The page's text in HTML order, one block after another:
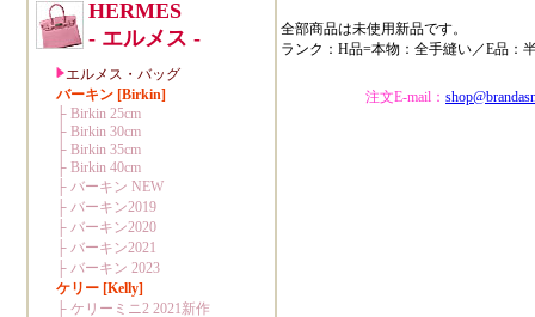
全部商品は未使用新品です。
ランク：H品=本物：全手縫い／E品：
注文E-mail：